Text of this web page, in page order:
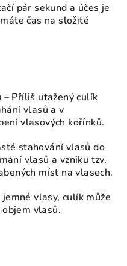
pár sekund a účes je
čas na složité
Příliš utažený culík
vlasů a v
vlasových kořínků.
stahování vlasů do
vlasů a vzniku tzv.
míst na vlasech.
vlasy, culík může
vlasů.